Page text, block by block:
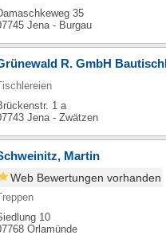
35
Jena - Burgau
R. GmbH
1 a
Jena - Zwätzen
Martin
Web Bewertungen vorhanden
10
Orlamünde